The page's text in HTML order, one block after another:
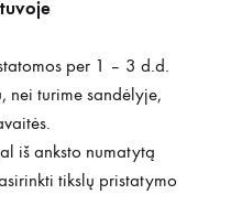
per 1 – 3 d.d.
nei turime sandėlyje,
iš anksto numatytą
tikslų pristatymo